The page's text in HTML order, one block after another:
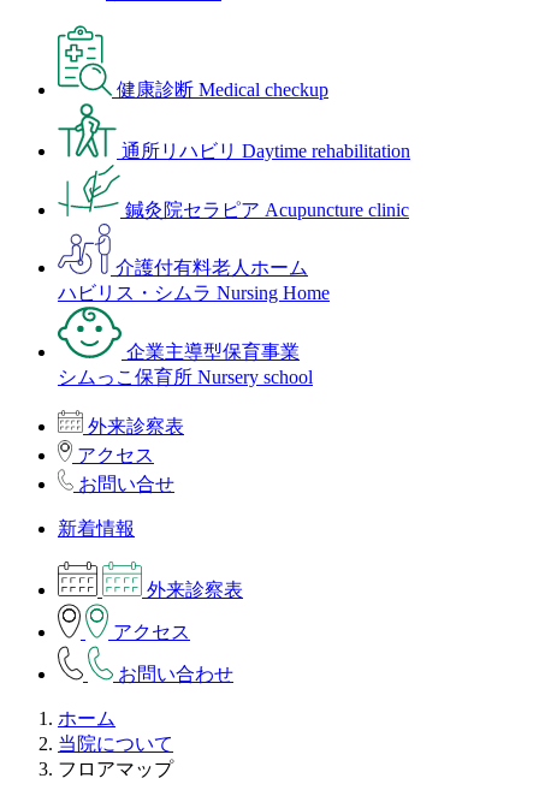
健康診断 Medical checkup
通所リハビリ Daytime rehabilitation
鍼灸院セラピア Acupuncture clinic
介護付有料老人ホーム
ハビリス・シムラ Nursing Home
企業主導型保育事業
シムっこ保育所 Nursery school
外来診察表
アクセス
お問い合せ
新着情報
外来診察表
アクセス
お問い合わせ
ホーム
当院について
フロアマップ